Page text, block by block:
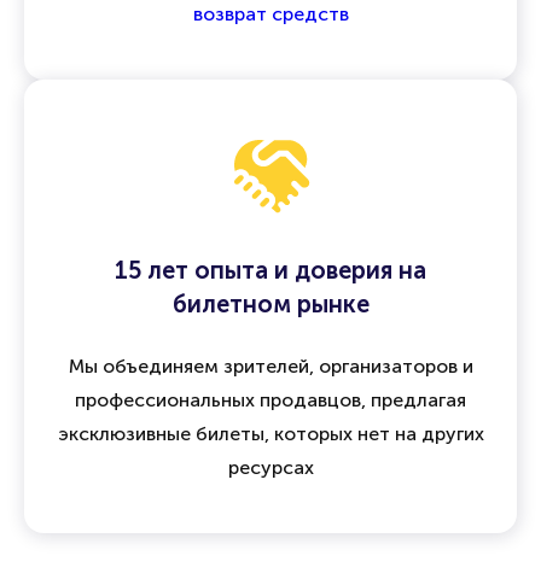
возврат средств
15 лет опыта и доверия на
билетном рынке
Мы объединяем зрителей, организаторов и
профессиональных продавцов, предлагая
эксклюзивные билеты, которых нет на других
ресурсах